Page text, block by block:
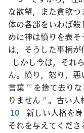
な欲望，また貪欲
体の各部をいわば殺
めに神は憤りを表
は，そうした事柄が
しかし今は，それ
ん。憤り，怒り，悪
言葉 m を捨て去りな
りません n 。古い人
10
新しい人格を
それを与えてくださ